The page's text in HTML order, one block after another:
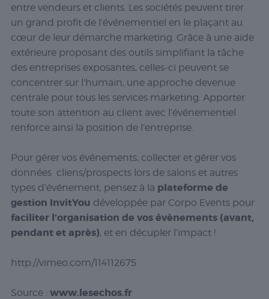
entre vendeurs et clients. Les sociétés peuvent tirer
un grand profit de l’événementiel en le plaçant au
cœur de leur démarche marketing. Grâce à une aide
extérieure proposant des outils simplifiant la tâche
des entreprises exposantes, celles-ci peuvent se
concentrer sur l’humain, une approche devenue
centrale pour tous les services marketing. Apporter
toute son attention au client avec l’événementiel
renforce ainsi la position de l’entreprise.
Pour gérer vos événements, collecter et gérer vos
données cliens/prospects lors de salons et autres
types d’événement, pensez à la plateforme de
gestion InvitYou développée par Corpo Events pour
faciliter l’organisation de vos évènements (avant,
pendant et après), et en décupler l’impact !
http://vimeo.com/114112675
Source : www.lesechos.fr